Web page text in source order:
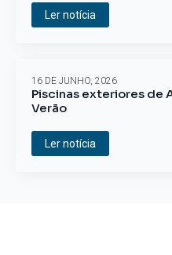
Ler notícia
Piscinas exteriores de
Verão
16 DE JUNHO, 2026
Ler notícia